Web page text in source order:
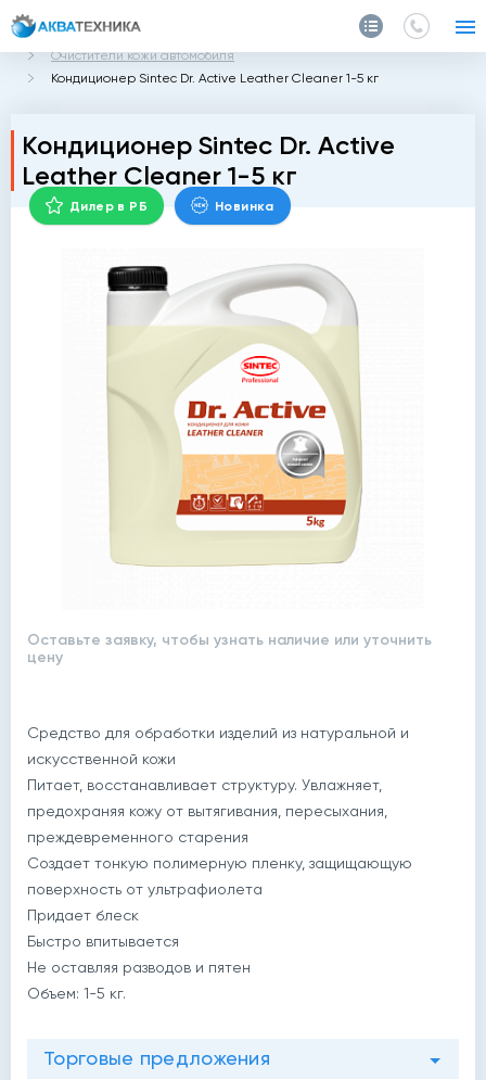
Главная Каталог
Очистители для машины
Очистители кожи автомобиля
Кондиционер Sintec Dr. Active Leather Cleaner 1-5 кг
Кондиционер Sintec Dr. Active
Leather Cleaner 1-5 кг
Дилер в РБ Новинка
Оставьте заявку, чтобы узнать наличие или уточнить
цену
Средство для обработки изделий из натуральной и
искусственной кожи
Питает, восстанавливает структуру. Увлажняет,
предохраняя кожу от вытягивания, пересыхания,
преждевременного старения
Создает тонкую полимерную пленку, защищающую
поверхность от ультрафиолета
Придает блеск
Быстро впитывается
Не оставляя разводов и пятен
Объем: 1-5 кг.
Торговые предложения